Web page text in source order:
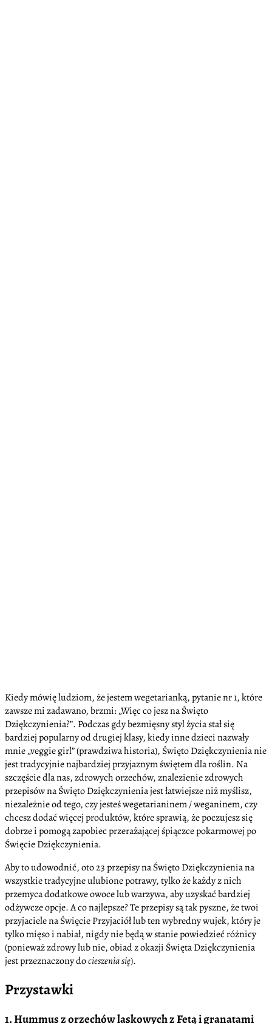
Kiedy mówię ludziom, że jestem wegetarianką, pytanie nr 1, które
zawsze mi zadawano, brzmi: „Więc co jesz na Święto
Dziękczynienia?”. Podczas gdy bezmięsny styl życia stał się
bardziej popularny od drugiej klasy, kiedy inne dzieci nazwały
mnie „veggie girl” (prawdziwa historia), Święto Dziękczynienia nie
jest tradycyjnie najbardziej przyjaznym świętem dla roślin. Na
szczęście dla nas, zdrowych orzechów, znalezienie zdrowych
przepisów na Święto Dziękczynienia jest łatwiejsze niż myślisz,
niezależnie od tego, czy jesteś wegetarianinem / weganinem, czy
chcesz dodać więcej produktów, które sprawią, że poczujesz się
dobrze i pomogą zapobiec przerażającej śpiączce pokarmowej po
Święcie Dziękczynienia.
Aby to udowodnić, oto 23 przepisy na Święto Dziękczynienia na
wszystkie tradycyjne ulubione potrawy, tylko że każdy z nich
przemyca dodatkowe owoce lub warzywa, aby uzyskać bardziej
odżywcze opcje. A co najlepsze? Te przepisy są tak pyszne, że twoi
przyjaciele na Święcie Przyjaciół lub ten wybredny wujek, który je
tylko mięso i nabiał, nigdy nie będą w stanie powiedzieć różnicy
(ponieważ zdrowy lub nie, obiad z okazji Święta Dziękczynienia
jest przeznaczony docieszenia się).
Przystawki
1. Hummus z orzechów laskowych z Fetą i granatami